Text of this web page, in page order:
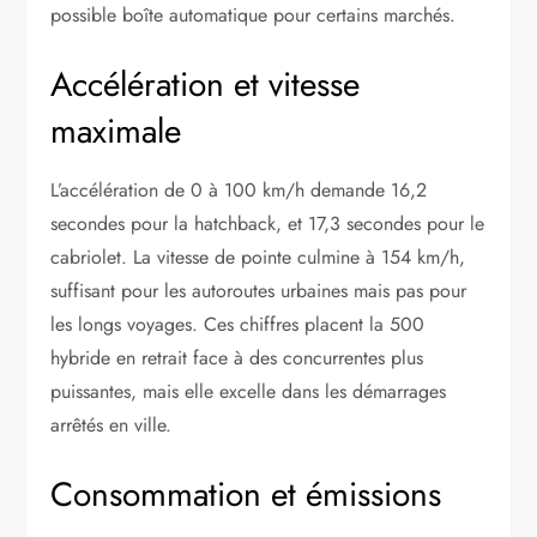
possible boîte automatique pour certains marchés.
Accélération et vitesse
maximale
L’accélération de 0 à 100 km/h demande 16,2
secondes pour la hatchback, et 17,3 secondes pour le
cabriolet. La vitesse de pointe culmine à 154 km/h,
suffisant pour les autoroutes urbaines mais pas pour
les longs voyages. Ces chiffres placent la 500
hybride en retrait face à des concurrentes plus
puissantes, mais elle excelle dans les démarrages
arrêtés en ville.
Consommation et émissions